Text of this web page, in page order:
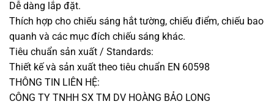
Dễ dàng lắp đặt.
Thích hợp cho chiếu sáng hắt tường, chiếu điểm, chiếu bao
quanh và các mục đích chiếu sáng khác.
Tiêu chuẩn sản xuất / Standards:
Thiết kế và sản xuất theo tiêu chuẩn EN 60598
THÔNG TIN LIÊN HỆ:
CÔNG TY TNHH SX TM DV HOÀNG BẢO LONG